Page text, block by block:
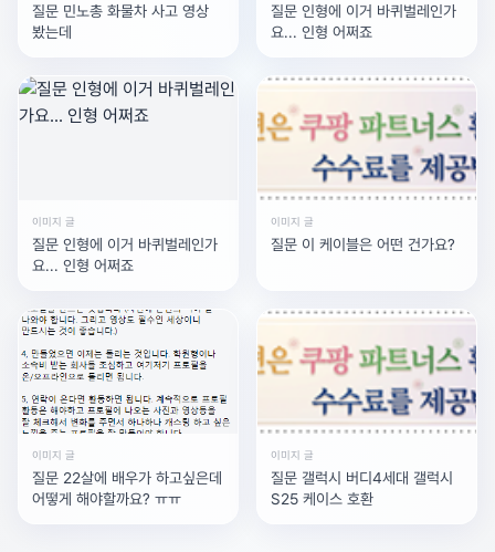
질문 민노총 화물차 사고 영상
봤는데
질문 인형에 이거 바퀴벌레인가
요... 인형 어쩌죠
이미지 글
질문 인형에 이거 바퀴벌레인가
요... 인형 어쩌죠
이미지 글
질문 이 케이블은 어떤 건가요?
이미지 글
질문 22살에 배우가 하고싶은데
어떻게 해야할까요? ㅠㅠ
이미지 글
질문 갤럭시 버디4세대 갤럭시
S25 케이스 호환